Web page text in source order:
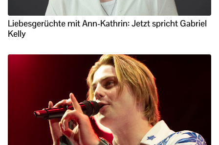
Liebesgerüchte mit Ann-Kathrin: Jetzt spricht Gabriel
Kelly